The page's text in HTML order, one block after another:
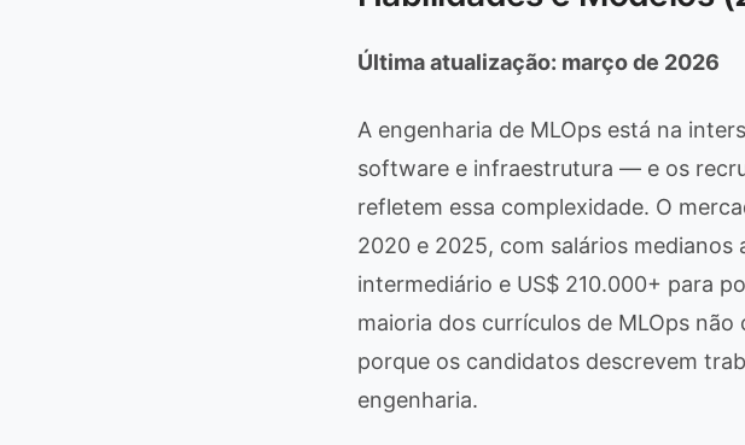
Última atualização: março de 2026
A engenharia de MLOps está na
software e infraestrutura — e os
refletem essa complexidade. O
2020 e 2025, com salários
intermediário e US$ 210.000+ para
maioria dos currículos de MLOps
porque os candidatos descrevem
engenharia.